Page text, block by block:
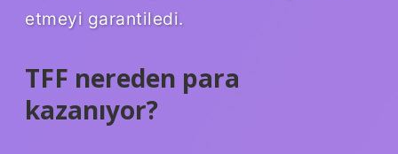
etmeyi garantiledi.
TFF nereden para
kazanıyor?